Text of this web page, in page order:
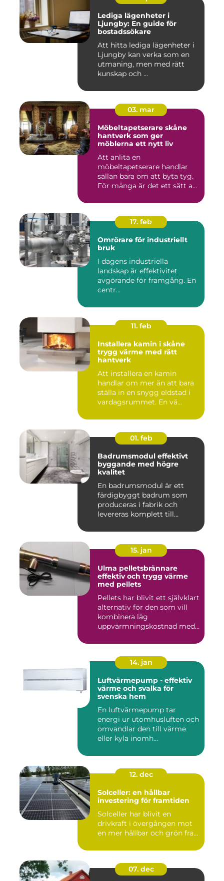
Lediga lägenheter i
Ljungby: En guide för
bostadssökare
Att hitta lediga lägenheter i
Ljungby kan verka som en
utmaning, men med rätt
kunskap och ...
03. mar
Möbeltapetserare skåne
hantverk som ger
möblerna ett nytt liv
Att anlita en
möbeltapetserare handlar
sällan bara om att byta tyg.
För många är det ett sätt att
17. feb
Omrörare för industriellt
bruk
I dagens industriella
landskap är effektivitet
avgörande för framgång. En
centr...
11. feb
Installera kamin i skåne
trygg värme med rätt
hantverk
Att installera en kamin
handlar om mer än att bara
ställa in en snygg eldstad i
vardagsrummet. En vä...
01. feb
Badrumsmodul effektivt
byggande med högre
kvalitet
En badrumsmodul är ett
färdigbyggt badrum som
produceras i fabrik och
levereras komplett till
15. jan
Ulma pelletsbrännare
effektiv och trygg värme
med pellets
Pellets har blivit ett självklart
alternativ för den som vill
kombinera låg
uppvärmningskostnad med
14. jan
Luftvärmepump - effektiv
värme och svalka för
svenska hem
En luftvärmepump tar
energi ur utomhusluften och
omvandlar den till värme
eller kyla inomh...
12. dec
Solceller: en hållbar
investering för framtiden
Solceller har blivit en
drivkraft i övergången mot
en mer hållbar och grön fra...
07. dec